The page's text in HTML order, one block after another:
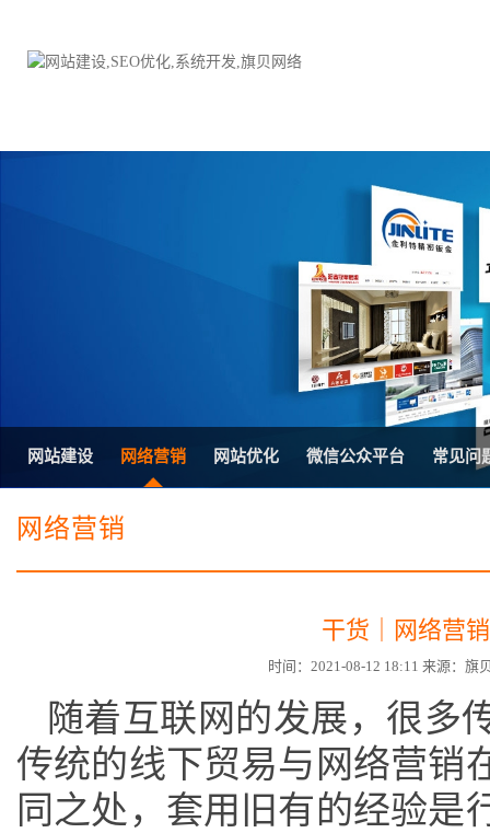
网站SEO优化
微信平台建设
电子商务商城建设
SSL证书
H5响应式网站建设方案
防伪防窜货系统
外贸多语言网站建设方
三级分销系统
网站推广优化方案
在线进销存管理
品牌加盟营销管理系统
营销型网站建设方案
网站建设 网络营销 网站优化 微信公众平台 常见问
网络营销
干货｜网络营
时间：2021-08-12 18:11 来源：旗
随着互联网的发展，很多
传统的线下贸易与网络营销
同之处，套用旧有的经验是